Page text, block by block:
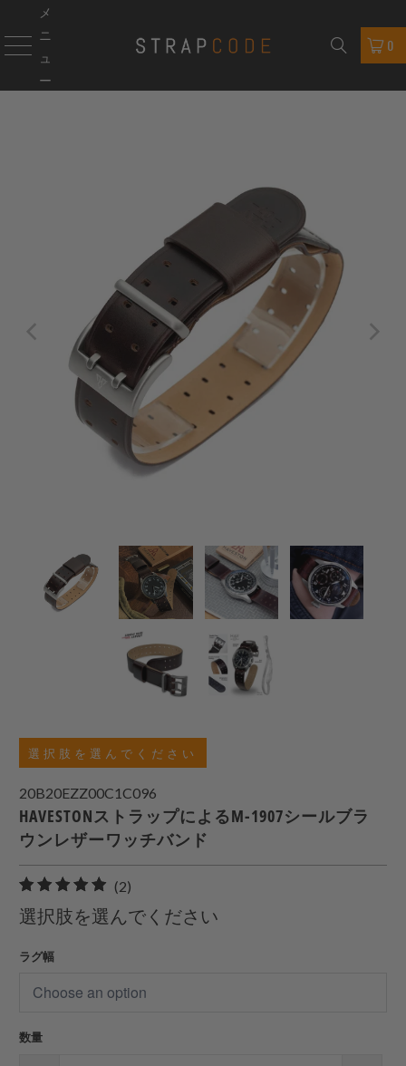
メ
ニ
ュ
ー
0
選択肢を選んでください
20B20EZZ00C1C096
HAVESTONストラップによるM-1907シールブラ
ウンレザーワッチバンド
(2)
合
計
ュ
選択肢を選んでください
ラグ幅
数量